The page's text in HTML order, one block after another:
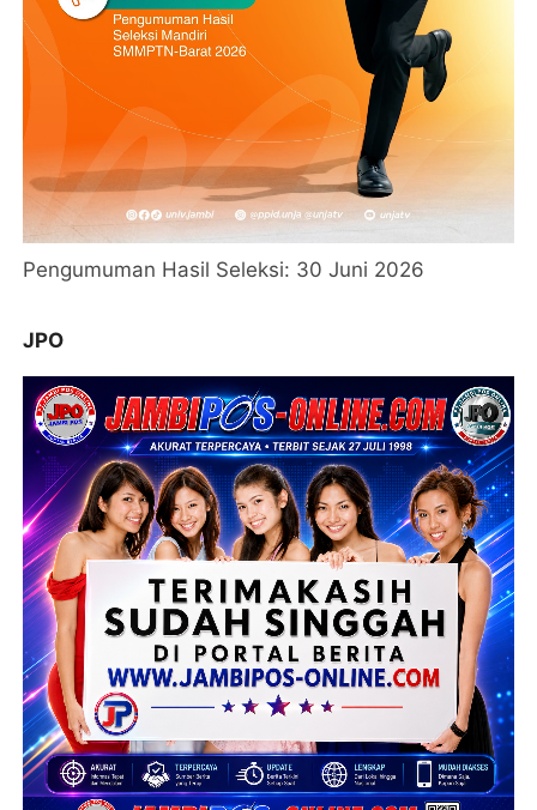
Pengumuman Hasil Seleksi: 30 Juni 2026
JPO